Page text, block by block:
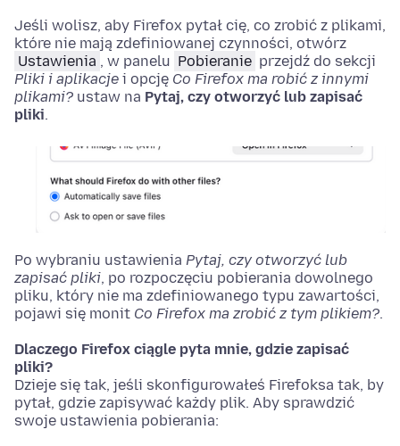
Jeśli wolisz, aby Firefox pytał cię, co zrobić z plikami,
które nie mają zdefiniowanej czynności, otwórz
Ustawienia , w panelu Pobieranie przejdź do sekcji
Pliki i aplikacje i opcję Co Firefox ma robić z innymi
plikami? ustaw na Pytaj, czy otworzyć lub zapisać
pliki.
Po wybraniu ustawienia Pytaj, czy otworzyć lub
zapisać pliki, po rozpoczęciu pobierania dowolnego
pliku, który nie ma zdefiniowanego typu zawartości,
pojawi się monit Co Firefox ma zrobić z tym plikiem?.
Dlaczego Firefox ciągle pyta mnie, gdzie zapisać
pliki?
Dzieje się tak, jeśli skonfigurowałeś Firefoksa tak, by
pytał, gdzie zapisywać każdy plik. Aby sprawdzić
swoje ustawienia pobierania: